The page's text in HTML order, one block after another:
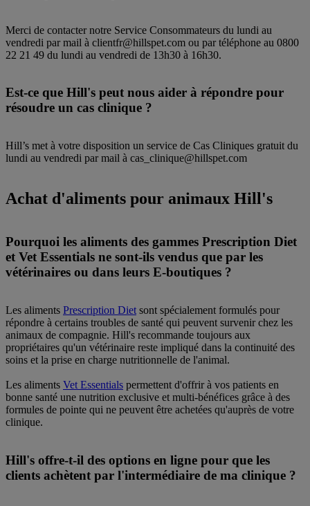
Merci de contacter notre Service Consommateurs du lundi au
vendredi par mail à clientfr@hillspet.com ou par téléphone au 0800
22 21 49 du lundi au vendredi de 13h30 à 16h30.
Est-ce que Hill's peut nous aider à répondre pour
résoudre un cas clinique ?
Hill’s met à votre disposition un service de Cas Cliniques gratuit du
lundi au vendredi par mail à cas_clinique@hillspet.com
Achat d'aliments pour animaux Hill's
Pourquoi les aliments des gammes Prescription Diet
et Vet Essentials ne sont-ils vendus que par les
vétérinaires ou dans leurs E-boutiques ?
Les aliments Prescription Diet sont spécialement formulés pour
répondre à certains troubles de santé qui peuvent survenir chez les
animaux de compagnie. Hill's recommande toujours aux
propriétaires qu'un vétérinaire reste impliqué dans la continuité des
soins et la prise en charge nutritionnelle de l'animal.
Les aliments Vet Essentials permettent d'offrir à vos patients en
bonne santé une nutrition exclusive et multi-bénéfices grâce à des
formules de pointe qui ne peuvent être achetées qu'auprès de votre
clinique.
Hill's offre-t-il des options en ligne pour que les
clients achètent par l'intermédiaire de ma clinique ?